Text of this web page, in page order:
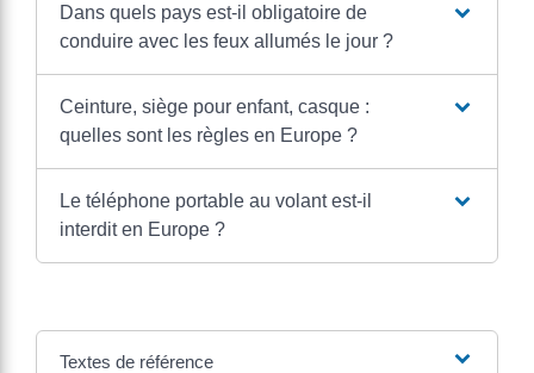
Dans quels pays est-il obligatoire de
conduire avec les feux allumés le jour ?
Ceinture, siège pour enfant, casque :
quelles sont les règles en Europe ?
Le téléphone portable au volant est-il
interdit en Europe ?
Textes de référence